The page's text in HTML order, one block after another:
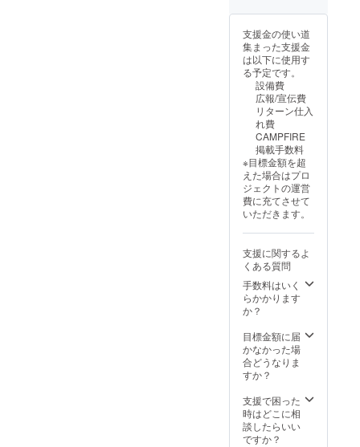
・掲載
方法：
文字の
み ・注
意事
項：掲
載を希
望され
る方
は、備
考欄に
お名前
をご記
入くだ
さい。
希望さ
れない
場合は
「掲載
なし」
とご記
入くだ
さい。
のリ
ターン
に貼付
された
ラベル
や注意
書きを
ご確認
くださ
い。
②HPへ
の氏名
掲載権
全ての
リター
ン品に
付属し
ます。
公式HP
にご希
望のお
名前を
記載い
掲載場
所：
TRANK
HP ・掲
載期
間：
2025年
記載い
す。 ・
掲載場
所：
TRANK
SHONA
Nの公式
HP ・掲
間：
2025年
5月1
日〜1年
間掲載
・掲載
方法：
文字の
意事
項：掲
載を希
望され
考欄に
お名前
をご記
希望さ
れない
場合は
「掲載
された
す。転
売等は
固く禁
止いた
しま
す。
②HPへ
掲載権
全ての
リター
ン品に
付属し
ます。
公式HP
にご希
名前を
記載い
たしま
す。 ・
掲載場
TRANK
SHONA
Nの公式
HP ・掲
間：
2025年
5月1
日〜1年
支援金の使い道
集まった支援金
は以下に使用す
る予定です。
設備費
広報/宣伝費
リターン仕入
れ費
CAMPFIRE
掲載手数料
※目標金額を超
えた場合はプロ
ジェクトの運営
費に充てさせて
いただきます。
支援に関するよ
くある質問
手数料はいく
らかかります
か？
目標金額に届
かなかった場
合どうなりま
すか？
支援で困った
時はどこに相
談したらいい
ですか？